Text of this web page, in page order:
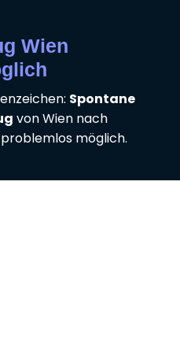
Wien
Spontane
von Wien nach
möglich.